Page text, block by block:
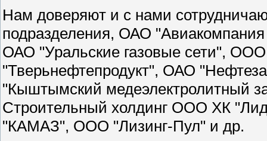
Нам доверяют и с нами
подразделения, ОАО
ОАО "Уральские газовые сети",
"Тверьнефтепродукт", ОАО
"Кыштымский медеэлектролитный
Строительный холдинг ООО ХК
"КАМАЗ", ООО "Лизинг-Пул" и др.